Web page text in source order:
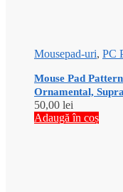
Mousepad-uri, PC
Mouse Pad
Ornamental,
50,00 lei
Adaugă în coș